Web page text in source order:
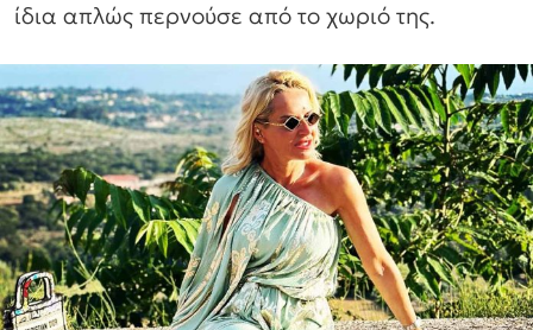
ίδια απλώς περνούσε από το χωριό της.